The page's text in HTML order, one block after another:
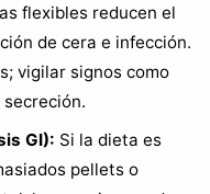
flexibles reducen el
de cera e infección.
vigilar signos como
GI): Si la dieta es
pellets o